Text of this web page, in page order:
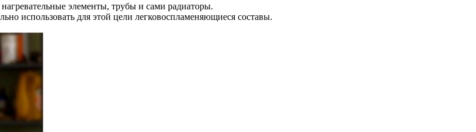
элементы, трубы и сами радиаторы.
использовать для этой цели легковоспламеняющиеся составы.